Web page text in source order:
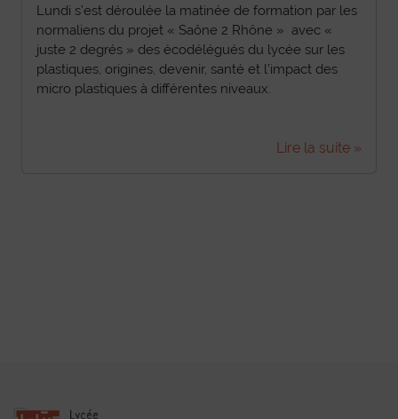
Lundi s’est déroulée la matinée de formation par les
normaliens du projet « Saône 2 Rhône » avec «
juste 2 degrés » des écodélégués du lycée sur les
plastiques, origines, devenir, santé et l’impact des
micro plastiques à différentes niveaux.
Lire la suite »